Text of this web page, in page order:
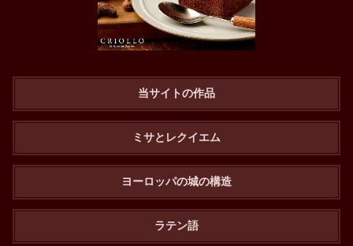
当サイトの作品
ミサとレクイエム
ヨーロッパの城の構造
ラテン語